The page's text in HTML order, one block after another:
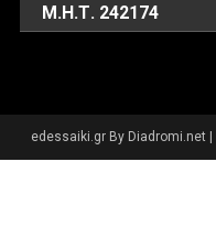
Μ.Η.Τ. 242174
edessaiki.gr By Diadromi.net